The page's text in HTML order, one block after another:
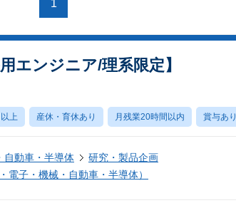
1
エンジニア/理系限定】
上 産休・育休あり 月残業20時間以内 賞与あり
自動車・半導体
研究・製品企画
電子・機械・自動車・半導体）